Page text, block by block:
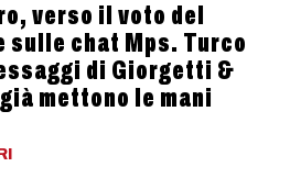
verso il voto del
sulle chat Mps. Turco
di Giorgetti &
mettono le mani